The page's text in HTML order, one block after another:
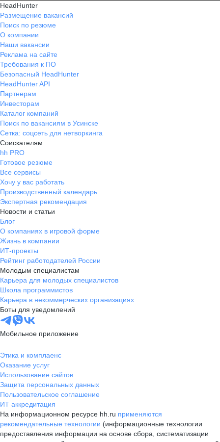
HeadHunter
Размещение вакансий
Поиск по резюме
О компании
Наши вакансии
Реклама на сайте
Требования к ПО
Безопасный HeadHunter
HeadHunter API
Партнерам
Инвесторам
Каталог компаний
Поиск по вакансиям в Усинске
Сетка: соцсеть для нетворкинга
Соискателям
hh PRO
Готовое резюме
Все сервисы
Хочу у вас работать
Производственный календарь
Экспертная рекомендация
Новости и статьи
Блог
О компаниях в игровой форме
Жизнь в компании
ИТ-проекты
Рейтинг работодателей России
Молодым специалистам
Карьера для молодых специалистов
Школа программистов
Карьера в некоммерческих организациях
Боты для уведомлений
Мобильное приложение
Этика и комплаенс
Оказание услуг
Использование сайтов
Защита персональных данных
Пользовательское соглашение
ИТ аккредитация
На информационном ресурсе hh.ru применяются
рекомендательные технологии (информационные технологии
предоставления информации на основе сбора, систематизации